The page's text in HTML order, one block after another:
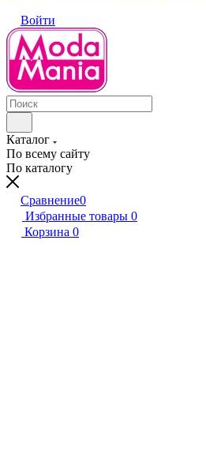
Войти
Каталог
По всему сайту
По каталогу
Сравнение0
Избранные товары 0
Корзина 0